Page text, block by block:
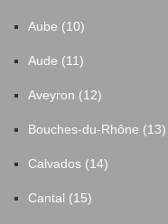
Aube (10)
Aude (11)
Aveyron (12)
Bouches-du-Rhône (13)
Calvados (14)
Cantal (15)